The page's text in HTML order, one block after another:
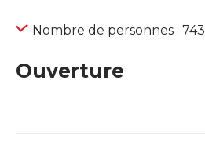
Nombre de personnes : 743
Ouverture